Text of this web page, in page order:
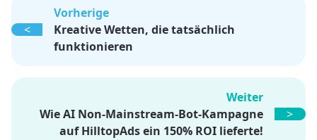
<
Vorherige
Kreative Wetten, die tatsächlich
funktionieren
>
Weiter
Wie AI Non-Mainstream-Bot-Kampagne
auf HilltopAds ein 150% ROI lieferte!